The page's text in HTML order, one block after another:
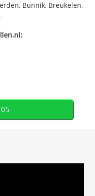
Bunnik, Breukelen,